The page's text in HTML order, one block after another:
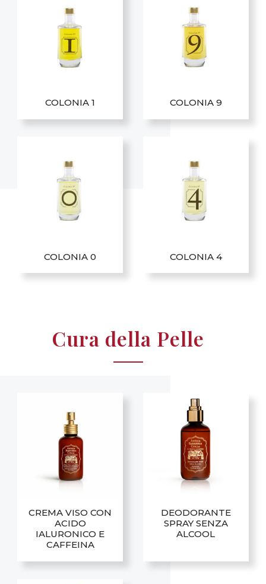
COLONIA 1 COLONIA 9
COLONIA 0 COLONIA 4
Cura della Pelle
CREMA VISO CON
ACIDO
IALURONICO E
CAFFEINA
DEODORANTE
SPRAY SENZA
ALCOOL